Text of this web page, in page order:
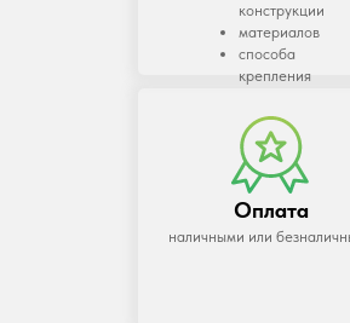
конструкции
материалов
способа
крепления
наличными или
Оплата